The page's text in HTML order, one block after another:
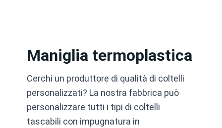
Maniglia termoplastica
Cerchi un produttore di qualità di coltelli
personalizzati? La nostra fabbrica può
personalizzare tutti i tipi di coltelli
tascabili con impugnatura in